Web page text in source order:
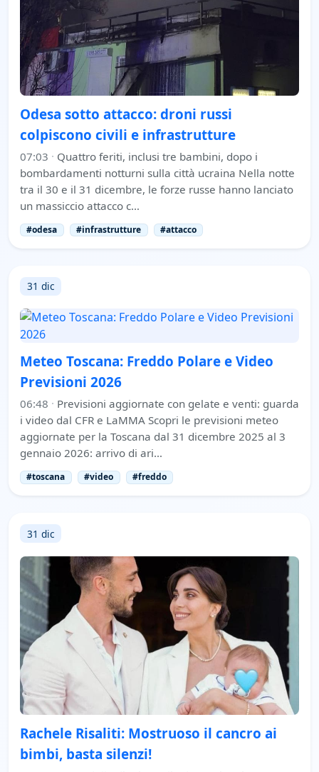
Odesa sotto attacco: droni russi
colpiscono civili e infrastrutture
07:03 · Quattro feriti, inclusi tre bambini, dopo i
bombardamenti notturni sulla città ucraina Nella notte
tra il 30 e il 31 dicembre, le forze russe hanno lanciato
un massiccio attacco c…
#odesa #infrastrutture #attacco
31 dic
Meteo Toscana: Freddo Polare e Video
Previsioni 2026
06:48 · Previsioni aggiornate con gelate e venti: guarda
i video dal CFR e LaMMA Scopri le previsioni meteo
aggiornate per la Toscana dal 31 dicembre 2025 al 3
gennaio 2026: arrivo di ari…
#toscana #video #freddo
31 dic
Rachele Risaliti: Mostruoso il cancro ai
bimbi, basta silenzi!